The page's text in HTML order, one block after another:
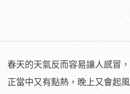
春天的天氣反而容易讓人感冒
正當中又有點熱，晚上又會起